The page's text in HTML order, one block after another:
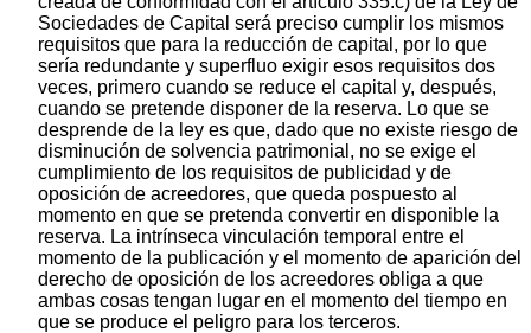
Sociedades de Capital será preciso cumplir los mismos
requisitos que para la reducción de capital, por lo que
sería redundante y superfluo exigir esos requisitos dos
veces, primero cuando se reduce el capital y, después,
cuando se pretende disponer de la reserva. Lo que se
desprende de la ley es que, dado que no existe riesgo de
disminución de solvencia patrimonial, no se exige el
cumplimiento de los requisitos de publicidad y de
oposición de acreedores, que queda pospuesto al
momento en que se pretenda convertir en disponible la
reserva. La intrínseca vinculación temporal entre el
momento de la publicación y el momento de aparición del
derecho de oposición de los acreedores obliga a que
ambas cosas tengan lugar en el momento del tiempo en
que se produce el peligro para los terceros.